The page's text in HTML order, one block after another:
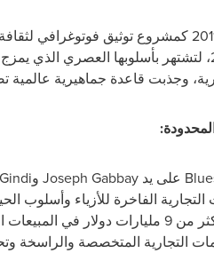
وجذبت قاعدة جماهيرية
على يدJoseph Gabbay و
الفاخرة للأزياء وأسلوب
والدولية لشركة
التجارية المتخصصة والراسخة